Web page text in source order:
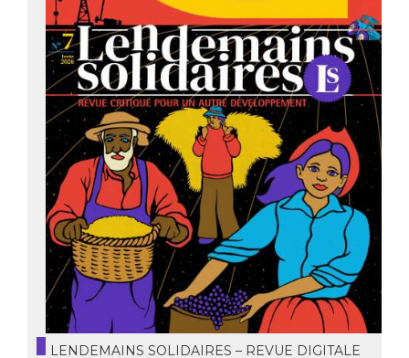
LENDEMAINS SOLIDAIRES – REVUE DIGITALE